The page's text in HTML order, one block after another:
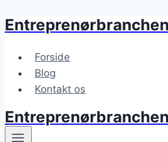
Fortsæt
indhold
Entreprenørbranchen
Forside
Blog
Kontakt os
Entreprenørbranchen